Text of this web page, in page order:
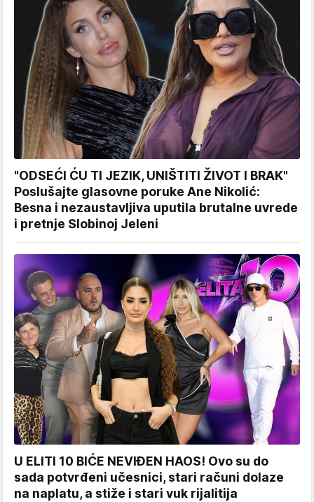
"ODSEĆI ĆU TI JEZIK, UNIŠTITI ŽIVOT I BRAK"
Poslušajte glasovne poruke Ane Nikolić:
Besna i nezaustavljiva uputila brutalne uvrede
i pretnje Slobinoj Jeleni
U ELITI 10 BIĆE NEVIĐEN HAOS! Ovo su do
sada potvrđeni učesnici, stari računi dolaze
na naplatu, a stiže i stari vuk rijalitija